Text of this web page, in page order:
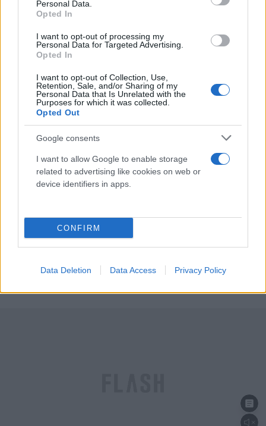
Personal Data.
Opted In
I want to opt-out of processing my
Personal Data for Targeted Advertising.
Opted In
I want to opt-out of Collection, Use,
Retention, Sale, and/or Sharing of my
Personal Data that Is Unrelated with the
Purposes for which it was collected.
Opted Out
Google consents
I want to allow Google to enable storage
related to advertising like cookies on web or
device identifiers in apps.
CONFIRM
Data Deletion Data Access Privacy Policy
Συμμαχία-ορόσημο για Σαουδική Αραβία, Τουρκία
και Πακιστάν - Υπέγραψαν κοινό αμυντικό
σύμφωνο
07.08.2026
Σαρωνικός: Βανδάλισαν εκκλησάκι μία μέρα μετά
τη γιορτή της Μεταμορφώσεως - Μεγάλες ζημιές
στο Ιερό